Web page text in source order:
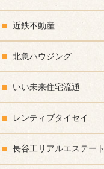
近鉄不動産
北急ハウジング
いい未来住宅流通
レンティブタイセイ
長谷工リアルエステート